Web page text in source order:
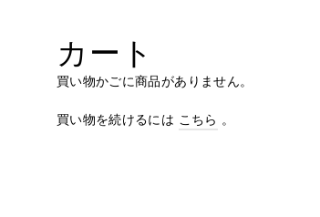
カート
買い物かごに商品がありません。
買い物を続けるには こちら 。